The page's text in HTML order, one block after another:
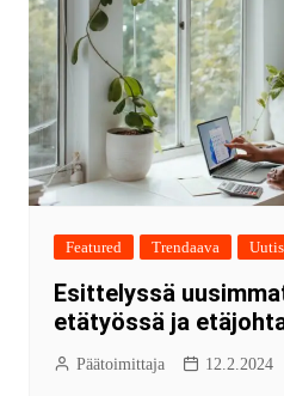
Featured Trendaava
Esittelyssä
etätyössä ja
Päätoimittaja 12.2.2024